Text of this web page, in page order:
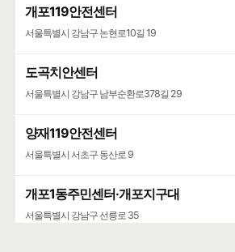
개포119안전센터
서울특별시 강남구 논현로10길 19
도곡치안센터
서울특별시 강남구 남부순환로378길 29
양재119안전센터
서울특별시 서초구 동산로 9
개포1동주민센터·개포지구대
서울특별시 강남구 선릉로 35